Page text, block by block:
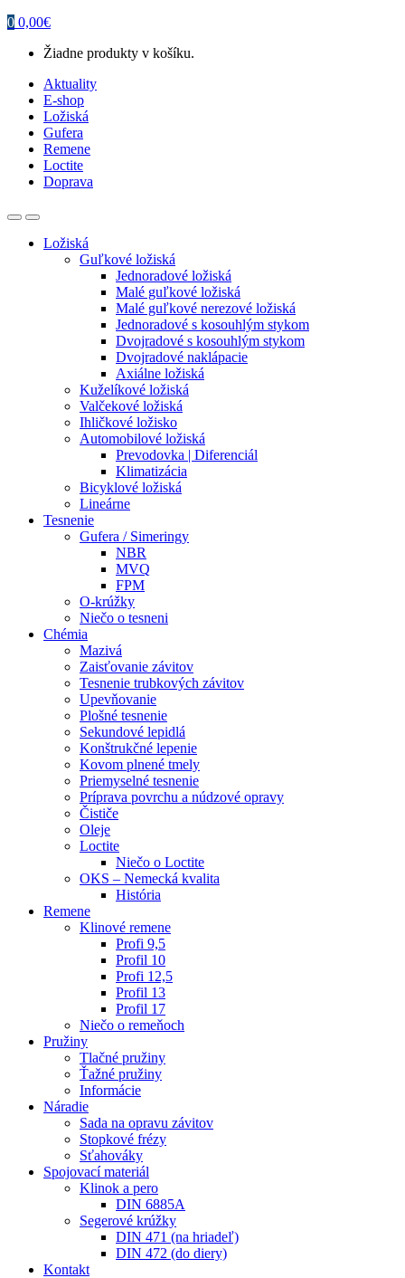
0 0,00€
Žiadne produkty v košíku.
Aktuality
E-shop
Ložiská
Gufera
Remene
Loctite
Doprava
Ložiská
Guľkové ložiská
Jednoradové ložiská
Malé guľkové ložiská
Malé guľkové nerezové ložiská
Jednoradové s kosouhlým stykom
Dvojradové s kosouhlým stykom
Dvojradové naklápacie
Axiálne ložiská
Kuželíkové ložiská
Valčekové ložiská
Ihličkové ložisko
Automobilové ložiská
Prevodovka | Diferenciál
Klimatizácia
Bicyklové ložiská
Lineárne
Tesnenie
Gufera / Simeringy
NBR
MVQ
FPM
O-krúžky
Niečo o tesneni
Chémia
Mazivá
Zaisťovanie závitov
Tesnenie trubkových závitov
Upevňovanie
Plošné tesnenie
Sekundové lepidlá
Konštrukčné lepenie
Kovom plnené tmely
Priemyselné tesnenie
Príprava povrchu a núdzové opravy
Čističe
Oleje
Loctite
Niečo o Loctite
OKS – Nemecká kvalita
História
Remene
Klinové remene
Profi 9,5
Profil 10
Profi 12,5
Profil 13
Profil 17
Niečo o remeňoch
Pružiny
Tlačné pružiny
Ťažné pružiny
Informácie
Náradie
Sada na opravu závitov
Stopkové frézy
Sťahováky
Spojovací materiál
Klinok a pero
DIN 6885A
Segerové krúžky
DIN 471 (na hriadeľ)
DIN 472 (do diery)
Kontakt